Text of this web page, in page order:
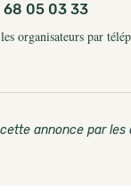
68 05 03 33
organisateurs par
annonce par